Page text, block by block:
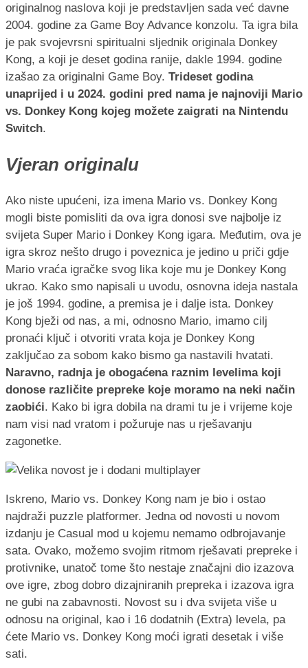
originalnog naslova koji je predstavljen sada već davne
2004. godine za Game Boy Advance konzolu. Ta igra bila
je pak svojevrsni spiritualni sljednik originala Donkey
Kong, a koji je deset godina ranije, dakle 1994. godine
izašao za originalni Game Boy. Trideset godina
unaprijed i u 2024. godini pred nama je najnoviji Mario
vs. Donkey Kong kojeg možete zaigrati na Nintendu
Switch.
Vjeran originalu
Ako niste upućeni, iza imena Mario vs. Donkey Kong
mogli biste pomisliti da ova igra donosi sve najbolje iz
svijeta Super Mario i Donkey Kong igara. Međutim, ova je
igra skroz nešto drugo i poveznica je jedino u priči gdje
Mario vraća igračke svog lika koje mu je Donkey Kong
ukrao. Kako smo napisali u uvodu, osnovna ideja nastala
je još 1994. godine, a premisa je i dalje ista. Donkey
Kong bježi od nas, a mi, odnosno Mario, imamo cilj
pronaći ključ i otvoriti vrata koja je Donkey Kong
zaključao za sobom kako bismo ga nastavili hvatati.
Naravno, radnja je obogaćena raznim levelima koji
donose različite prepreke koje moramo na neki način
zaobići. Kako bi igra dobila na drami tu je i vrijeme koje
nam visi nad vratom i požuruje nas u rješavanju
zagonetke.
Iskreno, Mario vs. Donkey Kong nam je bio i ostao
najdraži puzzle platformer. Jedna od novosti u novom
izdanju je Casual mod u kojemu nemamo odbrojavanje
sata. Ovako, možemo svojim ritmom rješavati prepreke i
protivnike, unatoč tome što nestaje značajni dio izazova
ove igre, zbog dobro dizajniranih prepreka i izazova igra
ne gubi na zabavnosti. Novost su i dva svijeta više u
odnosu na original, kao i 16 dodatnih (Extra) levela, pa
ćete Mario vs. Donkey Kong moći igrati desetak i više
sati.